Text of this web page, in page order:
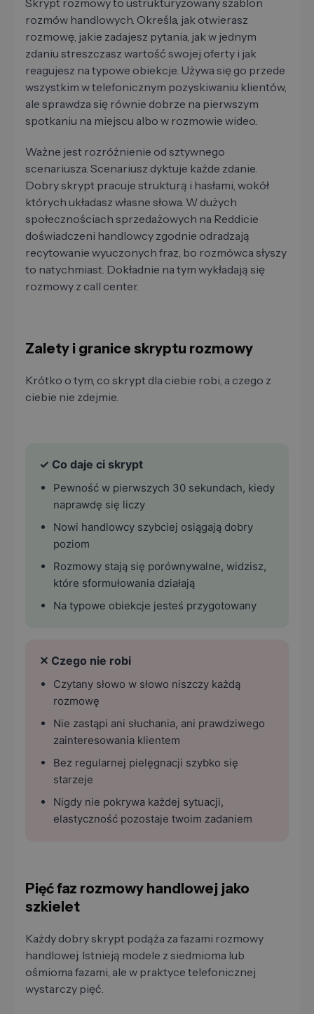
Skrypt rozmowy to ustrukturyzowany szablon
rozmów handlowych. Określa, jak otwierasz
rozmowę, jakie zadajesz pytania, jak w jednym
zdaniu streszczasz wartość swojej oferty i jak
reagujesz na typowe obiekcje. Używa się go przede
wszystkim w telefonicznym pozyskiwaniu klientów,
ale sprawdza się równie dobrze na pierwszym
spotkaniu na miejscu albo w rozmowie wideo.
Ważne jest rozróżnienie od sztywnego
scenariusza. Scenariusz dyktuje każde zdanie.
Dobry skrypt pracuje strukturą i hasłami, wokół
których układasz własne słowa. W dużych
społecznościach sprzedażowych na Reddicie
doświadczeni handlowcy zgodnie odradzają
recytowanie wyuczonych fraz, bo rozmówca słyszy
to natychmiast. Dokładnie na tym wykładają się
rozmowy z call center.
Zalety i granice skryptu rozmowy
Krótko o tym, co skrypt dla ciebie robi, a czego z
ciebie nie zdejmie.
✓ Co daje ci skrypt
Pewność w pierwszych 30 sekundach, kiedy
naprawdę się liczy
Nowi handlowcy szybciej osiągają dobry
poziom
Rozmowy stają się porównywalne, widzisz,
które sformułowania działają
Na typowe obiekcje jesteś przygotowany
✕ Czego nie robi
Czytany słowo w słowo niszczy każdą
rozmowę
Nie zastąpi ani słuchania, ani prawdziwego
zainteresowania klientem
Bez regularnej pielęgnacji szybko się
starzeje
Nigdy nie pokrywa każdej sytuacji,
elastyczność pozostaje twoim zadaniem
Pięć faz rozmowy handlowej jako
szkielet
Każdy dobry skrypt podąża za fazami rozmowy
handlowej. Istnieją modele z siedmioma lub
ośmioma fazami, ale w praktyce telefonicznej
wystarczy pięć.